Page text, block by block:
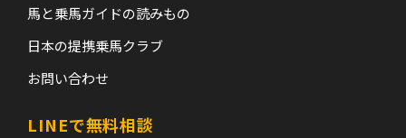
馬と乗馬ガイドの読みもの
日本の提携乗馬クラブ
お問い合わせ
LINEで無料相談